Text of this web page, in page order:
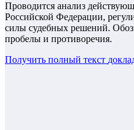
Проводится анализ
Российской Федерации,
силы судебных решений.
пробелы и противоречия.
Получить полный текст